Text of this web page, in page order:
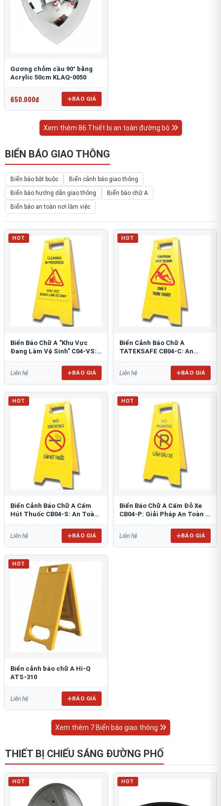
Gương chỏm cầu 90° bằng
Acrylic 50cm KLAQ-0050
650.000đ BÁO GIÁ
Xem thêm 86 Thiết bị an toàn đường bộ
BIỂN BÁO GIAO THÔNG
Biển báo bắt buộc
Biển cảnh báo giao thông
Biển báo hướng dẫn giao thông
Biển báo chữ A
Biển báo an toàn nơi làm việc
HOT
Biển Báo Chữ A "Khu Vực
Đang Làm Vệ Sinh" C04-VS:
Liên hệ BÁO GIÁ
HOT
Biển Cảnh Báo Chữ A
TATEKSAFE CB04-C: An
Liên hệ BÁO GIÁ
HOT
Biển Cảnh Báo Chữ A Cấm
Hút Thuốc CB04-S: An Toàn
Liên hệ BÁO GIÁ
HOT
Biển Báo Chữ A Cấm Đỗ Xe
CB04-P: Giải Pháp An Toàn &
Liên hệ BÁO GIÁ
HOT
Biển cảnh báo chữ A Hi-Q
ATS-310
Liên hệ BÁO GIÁ
Xem thêm 7 Biển báo giao thông
THIẾT BỊ CHIẾU SÁNG ĐƯỜNG PHỐ
HOT HOT